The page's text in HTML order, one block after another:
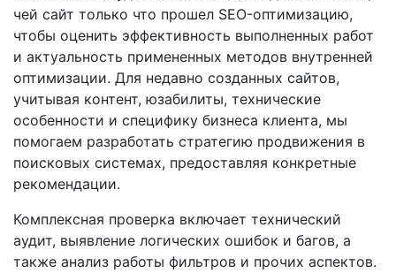
чей сайт только что прошел SEO-оптимизацию,
чтобы оценить эффективность выполненных работ
и актуальность примененных методов внутренней
оптимизации. Для недавно созданных сайтов,
учитывая контент, юзабилиты, технические
особенности и специфику бизнеса клиента, мы
помогаем разработать стратегию продвижения в
поисковых системах, предоставляя конкретные
рекомендации.
Комплексная проверка включает технический
аудит, выявление логических ошибок и багов, а
также анализ работы фильтров и прочих аспектов.